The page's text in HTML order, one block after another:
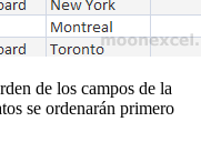
de los campos de la
se ordenarán primero